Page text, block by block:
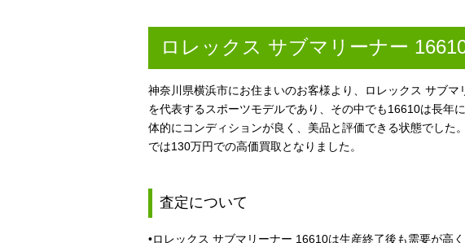
ロレックス サブマリーナー
神奈川県横浜市にお住まいのお客様より、ロレックス サブ
を代表するスポーツモデルであり、その中でも16610は長年
体的にコンディションが良く、美品と評価できる状態でし
では130万円での高価買取となりました。
査定について
•ロレックス サブマリーナー 16610は生産終了後も需要が高